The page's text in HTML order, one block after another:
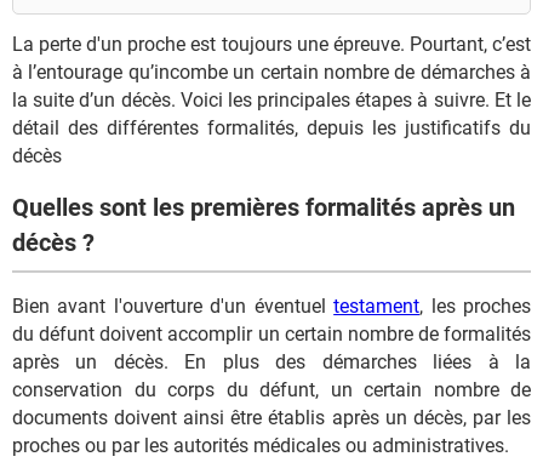
La perte d'un proche est toujours une épreuve. Pourtant, c’est
à l’entourage qu’incombe un certain nombre de démarches à
la suite d’un décès. Voici les principales étapes à suivre. Et le
détail des différentes formalités, depuis les justificatifs du
décès
Quelles sont les premières formalités après un
décès ?
Bien avant l'ouverture d'un éventueltestament, les proches
du défunt doivent accomplir un certain nombre de formalités
après un décès. En plus des démarches liées à la
conservation du corps du défunt, un certain nombre de
documents doivent ainsi être établis après un décès, par les
proches ou par les autorités médicales ou administratives.